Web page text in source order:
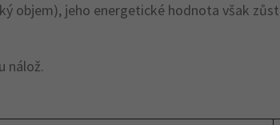
objem), jeho energetické hodnota však
nálož.